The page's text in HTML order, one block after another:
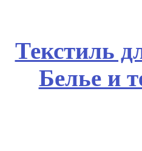
Текстиль
Белье и